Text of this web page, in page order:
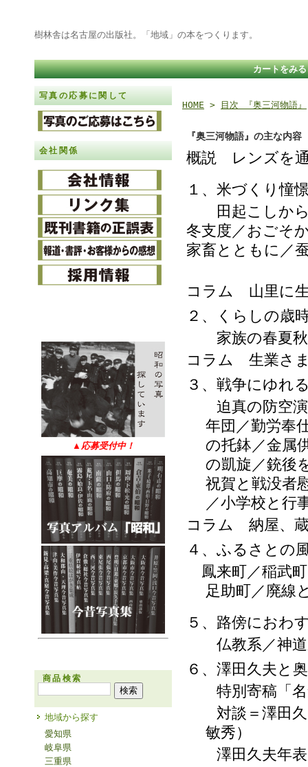
樹林舎は名古屋の出版社。「地域」の本をつくります。
カートをみる
写真の応募に関して
会社関係
▲ 応募受付中！
商品検索
地域から探す
愛知県
岐阜県
三重県
HOME > 目次 『奥三河物語』
『奥三河物語』の主な内容
概説 レンズを
１、米づくり憧
田起こしから
冬支度／おごそ
家畜とともに／
コラム 山里に
２、くらしの歳
家族の春夏秋
コラム 生業さ
３、戦争にゆれ
迫真の防空演
年団／勤労奉
の托鉢／金属
の凱旋／銃後
祝賀と戦没者
／小学校と行
コラム 納屋、
４、ふるさとの
鳳来町／稲武町
足助町／廃線
５、路傍におわ
仏教系／神道
６、澤田久夫と
特別寄稿「名
対談＝澤田久
敏秀）
澤田久夫年表